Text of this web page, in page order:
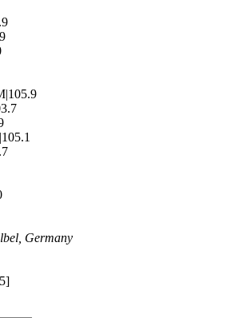
Germany
]